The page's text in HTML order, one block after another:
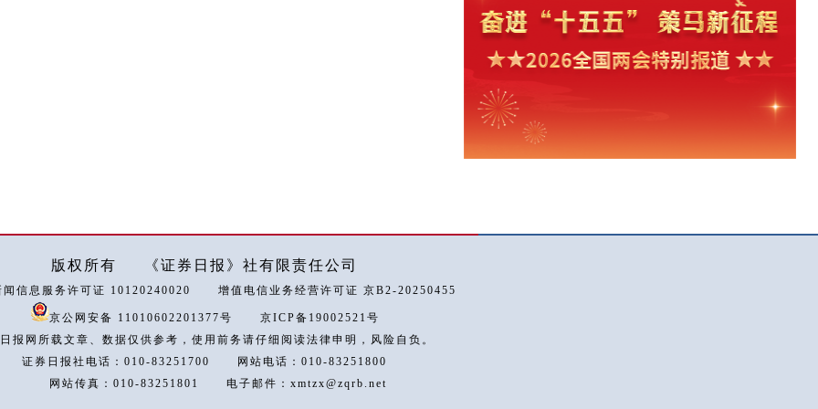
版权所有 《证券日报》社有限责任公司
闻信息服务许可证 10120240020 增值电信业务经营许可证 京B2-20250455
京公网安备 11010602201377号
京ICP备19002521号
报网所载文章、数据仅供参考，使用前务请仔细阅读法律申明，风险自负。
证券日报社电话：010-83251700
网站电话：010-83251800
网站传真：010-83251801
电子邮件：xmtzx@zqrb.net